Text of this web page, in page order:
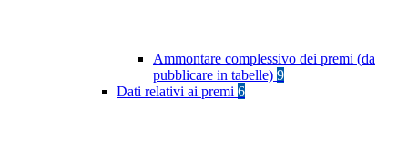
Ammontare complessivo dei premi (da
pubblicare in tabelle) 9
Dati relativi ai premi 6